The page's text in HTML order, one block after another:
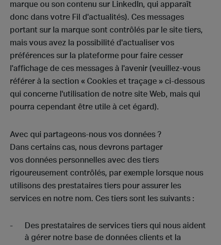
marque ou son contenu sur LinkedIn, qui apparaît
donc dans votre Fil d'actualités). Ces messages
portant sur la marque sont contrôlés par le site tiers,
mais vous avez la possibilité d'actualiser vos
préférences sur la plateforme pour faire cesser
l'affichage de ces messages à l'avenir (veuillez-vous
référer à la section « Cookies et traçage » ci-dessous
qui concerne l'utilisation de notre site Web, mais qui
pourra cependant être utile à cet égard).
Avec qui partageons-nous vos données ?
Dans certains cas, nous devrons partager
vos données personnelles avec des tiers
rigoureusement contrôlés, par exemple lorsque nous
utilisons des prestataires tiers pour assurer les
services en notre nom. Ces tiers sont les suivants :
Des prestataires de services tiers qui nous aident
à gérer notre base de données clients et la